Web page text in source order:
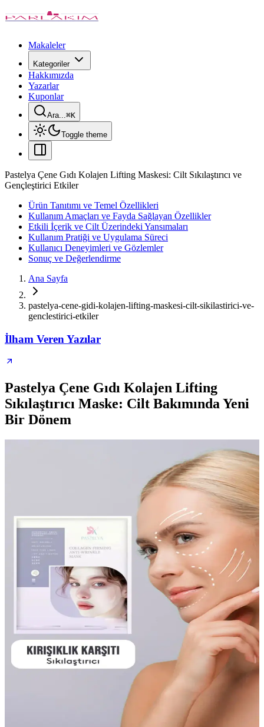
Makaleler
Kategoriler
Hakkımızda
Yazarlar
Kuponlar
Ara...⌘K
Toggle theme
Pastelya Çene Gıdı Kolajen Lifting Maskesi: Cilt Sıkılaştırıcı ve
Gençleştirici Etkiler
Ürün Tanıtımı ve Temel Özellikleri
Kullanım Amaçları ve Fayda Sağlayan Özellikler
Etkili İçerik ve Cilt Üzerindeki Yansımaları
Kullanım Pratiği ve Uygulama Süreci
Kullanıcı Deneyimleri ve Gözlemler
Sonuç ve Değerlendirme
Ana Sayfa
pastelya-cene-gidi-kolajen-lifting-maskesi-cilt-sikilastirici-ve-
genclestirici-etkiler
İlham Veren Yazılar
Pastelya Çene Gıdı Kolajen Lifting
Sıkılaştırıcı Maske: Cilt Bakımında Yeni
Bir Dönem